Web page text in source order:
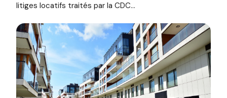
litiges locatifs traités par la CDC...